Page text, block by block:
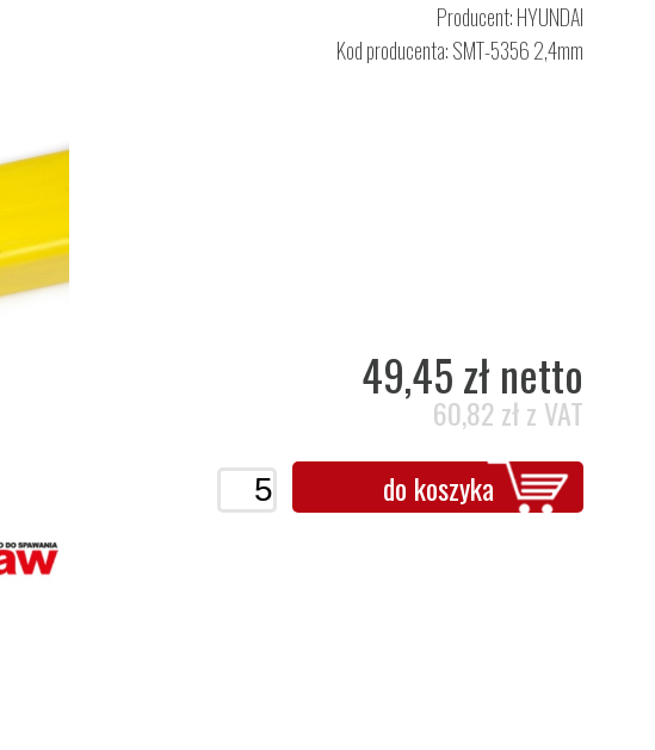
Producent:HYUNDAI
Kod producenta: SMT-5356 2,4mm
49,45 zł netto
60,82 zł z VAT
do koszyka